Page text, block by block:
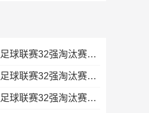
08月04日佛山西甲足球联赛32强淘汰赛藝品高國際VS湛江狂狼·粵辉能源全场录像
08月04日佛山西甲足球联赛32强淘汰赛贪玩游戏VS美的薪火全场录像
08月04日佛山西甲足球联赛32强淘汰赛肇庆恒骏成VS三七互娱全场录像